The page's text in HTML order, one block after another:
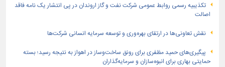
تكذیبیه رسمی روابط عمومی شركت نفت و گاز اروندان در پی انتشار یک نامه فاقد
اصالت
نقش تعاونی‌ها در ارتقای بهره‌وری و توسعه سرمایه انسانی شرکت‌ها
پیگیری‌های حمید مظفری برای رونق ساخت‌وساز در اهواز به نتیجه رسید؛ بسته
حمایتی بهاری برای انبوه‌سازان و سرمایه‌گذاران